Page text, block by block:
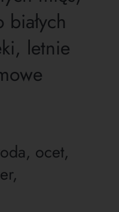
letnie
ocet,